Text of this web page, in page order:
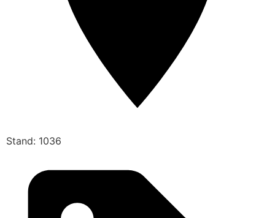
Stand: 1036